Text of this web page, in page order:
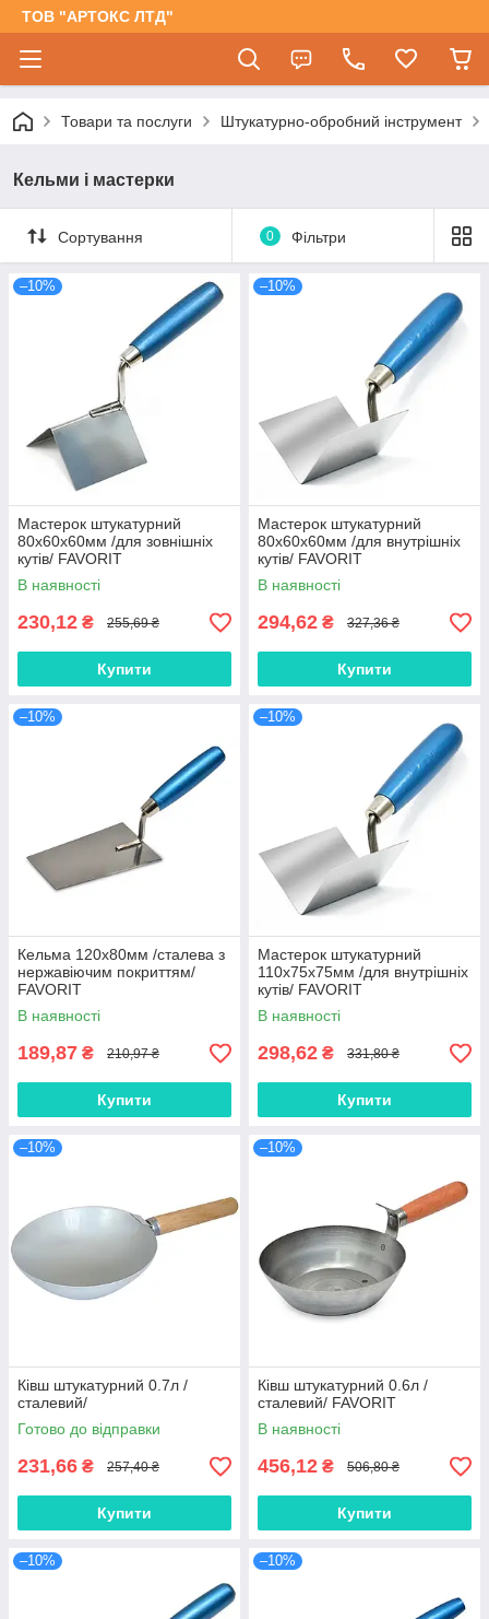
ТОВ "АРТОКС ЛТД"
Товари та послуги Штукатурно-обробний інструмент
Кельми і мастерки
Сортування 0 Фільтри
–10%
Мастерок штукатурний
80х60х60мм /для зовнішніх
кутів/ FAVORIT
В наявності
230,12 ₴ 255,69 ₴
Купити
–10%
Мастерок штукатурний
80х60х60мм /для внутрішніх
кутів/ FAVORIT
В наявності
294,62 ₴ 327,36 ₴
Купити
–10%
Кельма 120х80мм /сталева з
нержавіючим покриттям/
FAVORIT
В наявності
189,87 ₴ 210,97 ₴
Купити
–10%
Мастерок штукатурний
110х75х75мм /для внутрішніх
кутів/ FAVORIT
В наявності
298,62 ₴ 331,80 ₴
Купити
–10%
Ківш штукатурний 0.7л /
сталевий/
Готово до відправки
231,66 ₴ 257,40 ₴
Купити
–10%
Ківш штукатурний 0.6л /
сталевий/ FAVORIT
В наявності
456,12 ₴ 506,80 ₴
Купити
–10% –10%